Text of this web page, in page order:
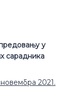
у
сарадника
2021.